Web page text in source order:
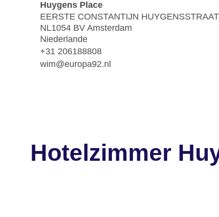
Huygens Place
EERSTE CONSTANTIJN
NL1054 BV Amsterdam
Niederlande
+31 206188808
wim@europa92.nl
Hotelzimmer